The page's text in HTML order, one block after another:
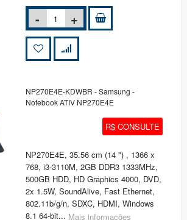
NP270E4E-KDWBR - Samsung -
Notebook ATIV NP270E4E
R$ CONSULTE
NP270E4E, 35.56 cm (14 ") , 1366 x
768, i3-3110M, 2GB DDR3 1333MHz,
500GB HDD, HD Graphics 4000, DVD,
2x 1.5W, SoundAlive, Fast Ethernet,
802.11b/g/n, SDXC, HDMI, Windows
8.1 64-bit... Mais informações